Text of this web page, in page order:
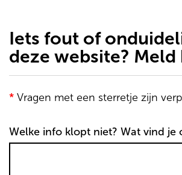
gaan
Iets fout of
deze website? Meld
* Vragen met een sterretje zijn
Welke info klopt niet? Wat vind je